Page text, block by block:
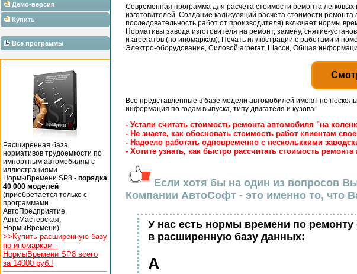
Демо-версия
Купить
Все программы
Расширенная база
нормативов трудоемкости по
импортным автомобилям с
иллюстрациями
НормыВремени SP8 - порядка
40 000 моделей
(приобретается только с
программами
АвтоПредприятие,
АвтоМастерская,
НормыВремени).
>>Купить расширенную базу
по иномаркам -
НормыВремени SP8 всего
за 14000 руб.!
Современная программа для расчета стоимости ремонта
изготовителей. Создание калькуляций расчета стоимости
последовательность работ от производителя) включает нормы
Нормативы завода изготовителя на ремонт, замену, снятие-
и агрегатов (по иномаркам); Печать иллюстрации с работами и
Электро-оборудование, Силовой агрегат, Шасси, Общая
Все представленные в базе модели автомобилей имеют по
информация по годам выпуска, типу двигателя и кузова.
- Устали считать стоимость ремонта автомобиля "на
- Не знаете, как обосновать стоимость работ клиентам
- Надоело работать одновременно с нескольккими
- Хотите узнать, как быстро рассчитать стоимость
Если хотя бы на один из вопросов
Компании АвтоСофт - это именно то, что
У нас есть нормы времени по
в расширенную базу данных:
A